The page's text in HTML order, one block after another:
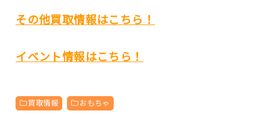
その他買取情報はこちら！
イベント情報はこちら！
買取情報 おもちゃ